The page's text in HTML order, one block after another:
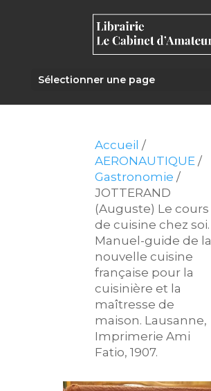
Sélectionner une page
Accueil /
AERONAUTIQUE /
Gastronomie /
JOTTERAND
(Auguste) Le cours
de cuisine chez soi.
Manuel-guide de la
nouvelle cuisine
française pour la
cuisinière et la
maîtresse de
maison. Lausanne,
Imprimerie Ami
Fatio, 1907.